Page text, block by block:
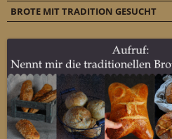
BROTE MIT TRADITION GESUCHT